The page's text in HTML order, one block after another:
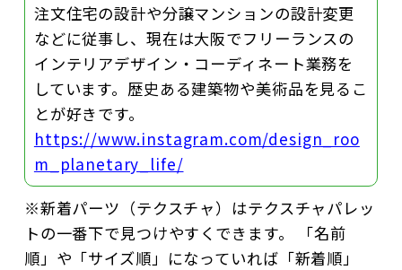
注文住宅の設計や分譲マンションの設計変更
などに従事し、現在は大阪でフリーランスの
インテリアデザイン・コーディネート業務を
しています。歴史ある建築物や美術品を見るこ
とが好きです。
https://www.instagram.com/design_roo
m_planetary_life/
※新着パーツ（テクスチャ）はテクスチャパレッ
トの一番下で見つけやすくできます。 「名前
順」や「サイズ順」になっていれば「新着順」